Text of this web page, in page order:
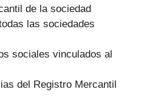
de la sociedad
las sociedades
sociales vinculados al
del Registro Mercantil